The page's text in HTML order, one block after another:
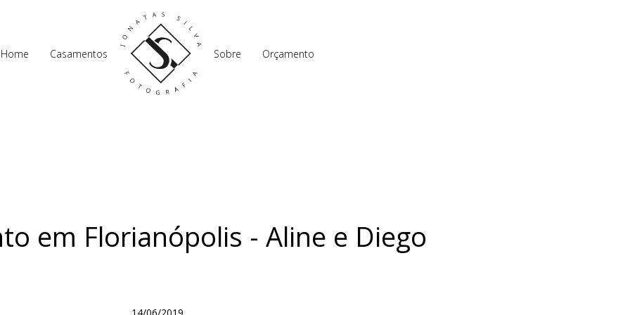
Home Casamentos Sobre Orçamento
em Florianópolis - Aline e Diego